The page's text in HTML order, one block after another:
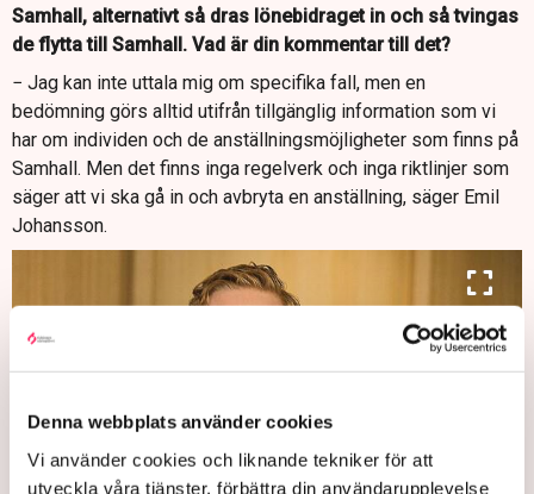
Denna webbplats använder cookies
Vi använder cookies och liknande tekniker för att
utveckla våra tjänster, förbättra din användarupplevelse
Samhall, alternativt så dras lönebidraget in och så tvingas
de flytta till Samhall. Vad är din kommentar till det?
− Jag kan inte uttala mig om specifika fall, men en
bedömning görs alltid utifrån tillgänglig information som vi
har om individen och de anställningsmöjligheter som finns på
Samhall. Men det finns inga regelverk och inga riktlinjer som
säger att vi ska gå in och avbryta en anställning, säger Emil
Johansson.